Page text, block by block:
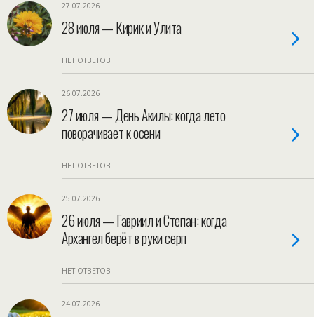
27.07.2026
28 июля — Кирик и Улита
НЕТ ОТВЕТОВ
26.07.2026
27 июля — День Акилы: когда лето
поворачивает к осени
НЕТ ОТВЕТОВ
25.07.2026
26 июля — Гавриил и Степан: когда
Архангел берёт в руки серп
НЕТ ОТВЕТОВ
24.07.2026